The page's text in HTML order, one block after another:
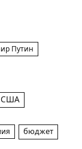
Путин
США
бюджет